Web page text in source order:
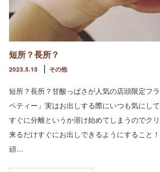
短所？長所？
2023.5.15 その他
短所？長所？甘酸っぱさが人気の店頭限定フ
ペティー」実はお出しする際にいつも気にし
すぐに分離というか溶け始めてしまうのでク
来るだけすぐにお出しできるようにすること
頑…